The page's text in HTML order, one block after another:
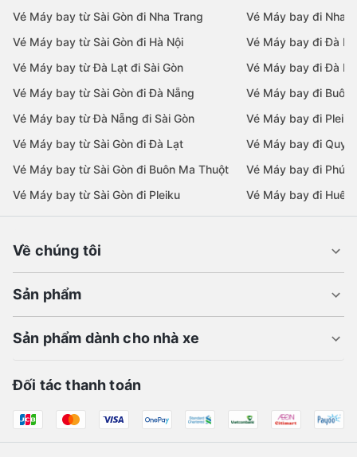
Vé Máy bay từ Nha Trang đi Sài Gòn
Vé Máy bay từ Hà Nội đi Sài Gòn
Vé Máy bay từ Sài Gòn đi Nha Trang
Vé Máy bay từ Sài Gòn đi Hà Nội
Vé Máy bay từ Đà Lạt đi Sài Gòn
Vé Máy bay từ Sài Gòn đi Đà Nẵng
Vé Máy bay từ Đà Nẵng đi Sài Gòn
Vé Máy bay từ Sài Gòn đi Đà Lạt
Vé Máy bay từ Sài Gòn đi Pleiku
Vé Máy bay đi Sài
Vé Máy bay đi Hà
Vé Máy bay đi Nha
Vé Máy bay đi Đà
Vé Máy bay đi Đà
Vé Máy bay đi Buôn
Vé Máy bay đi Pleiku
Vé Máy bay đi Quy
Vé Máy bay đi Huế
Về chúng tôi
Sản phẩm
Sản phẩm dành cho nhà xe
Đối tác thanh toán